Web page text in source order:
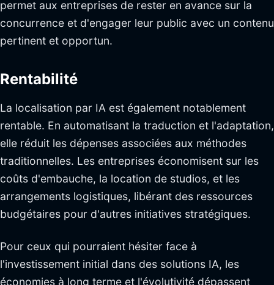
permet aux entreprises de rester en avance sur la
concurrence et d'engager leur public avec un contenu
pertinent et opportun.
Rentabilité
La localisation par IA est également notablement
rentable. En automatisant la traduction et l'adaptation,
elle réduit les dépenses associées aux méthodes
traditionnelles. Les entreprises économisent sur les
coûts d'embauche, la location de studios, et les
arrangements logistiques, libérant des ressources
budgétaires pour d'autres initiatives stratégiques.
Pour ceux qui pourraient hésiter face à
l'investissement initial dans des solutions IA, les
économies à long terme et l'évolutivité dépassent